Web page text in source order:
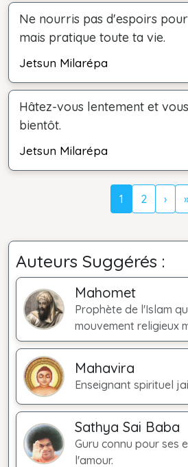
Ne nourris pas d'espoirs
mais pratique toute ta vie.
Jetsun Milarépa
Hâtez-vous lentement et
bientôt.
Jetsun Milarépa
1 2 › »
Auteurs Suggérés :
Mahomet
Prophète de l'Islam
mouvement religieux
Mahavira
Enseignant spirituel
Sathya Sai Baba
Guru connu pour ses
l'amour.